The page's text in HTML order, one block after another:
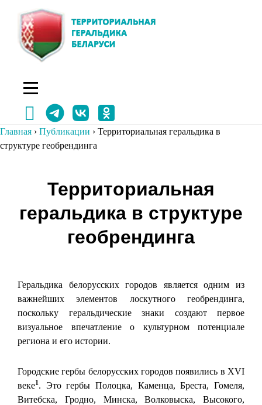
содержимому
Главная › Публикации › Территориальная геральдика в
структуре геобрендинга
Территориальная
геральдика в структуре
геобрендинга
Геральдика белорусских городов является одним из
важнейших элементов лоскутного геобрендинга,
поскольку геральдические знаки создают первое
визуальное впечатление о культурном потенциале
региона и его истории.
Городские гербы белорусских городов появились в XVI
веке1. Это гербы Полоцка, Каменца, Бреста, Гомеля,
Витебска, Гродно, Минска, Волковыска, Высокого,
Навигация
по
записям